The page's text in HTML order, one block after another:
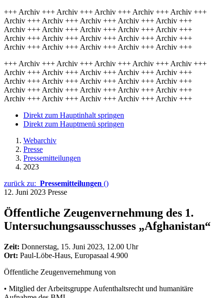
+++ Archiv +++ Archiv +++ Archiv +++ Archiv +++ Archiv +++
Archiv +++ Archiv +++ Archiv +++ Archiv +++ Archiv +++
Archiv +++ Archiv +++ Archiv +++ Archiv +++ Archiv +++
Archiv +++ Archiv +++ Archiv +++ Archiv +++ Archiv +++
Archiv +++ Archiv +++ Archiv +++ Archiv +++ Archiv +++
+++ Archiv +++ Archiv +++ Archiv +++ Archiv +++ Archiv +++
Archiv +++ Archiv +++ Archiv +++ Archiv +++ Archiv +++
Archiv +++ Archiv +++ Archiv +++ Archiv +++ Archiv +++
Archiv +++ Archiv +++ Archiv +++ Archiv +++ Archiv +++
Archiv +++ Archiv +++ Archiv +++ Archiv +++ Archiv +++
Direkt zum Hauptinhalt springen
Direkt zum Hauptmenü springen
Webarchiv
Presse
Pressemitteilungen
2023
zurück zu: Pressemitteilungen ()
12. Juni 2023 Presse
Öffentliche Zeugenvernehmung des 1.
Untersuchungsausschusses „Afghanistan“
Zeit: Donnerstag, 15. Juni 2023, 12.00 Uhr
Ort: Paul-Löbe-Haus, Europasaal 4.900
Öffentliche Zeugenvernehmung von
• Mitglied der Arbeitsgruppe Aufenthaltsrecht und humanitäre